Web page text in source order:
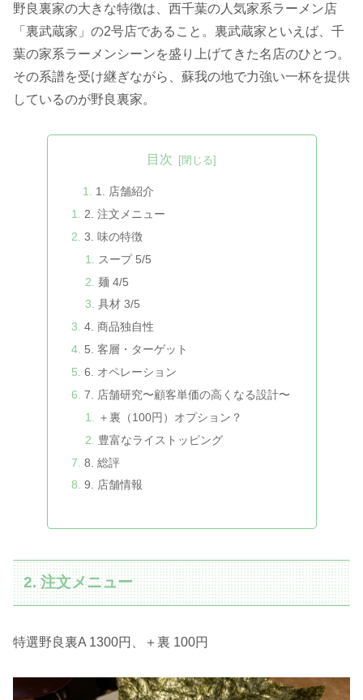
野良裏家の大きな特徴は、西千葉の人気家系ラーメン店
「裏武蔵家」の2号店であること。裏武蔵家といえば、千
葉の家系ラーメンシーンを盛り上げてきた名店のひとつ。
その系譜を受け継ぎながら、蘇我の地で力強い一杯を提供
しているのが野良裏家。
目次
1. 店舗紹介
2. 注文メニュー
3. 味の特徴
スープ 5/5
麺 4/5
具材 3/5
4. 商品独自性
5. 客層・ターゲット
6. オペレーション
7. 店舗研究〜顧客単価の高くなる設計〜
＋裏（100円）オプション？
豊富なライストッピング
8. 総評
9. 店舗情報
2. 注文メニュー
特選野良裏A 1300円、＋裏 100円